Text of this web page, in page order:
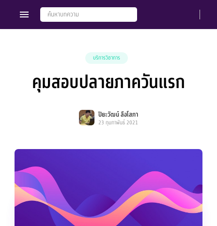
บริการวิชาการ
คุมสอบปลายภาควันแรก
ปิยะวัฒน์ ลือโสภา
23 กุมภาพันธ์ 2021
Groups